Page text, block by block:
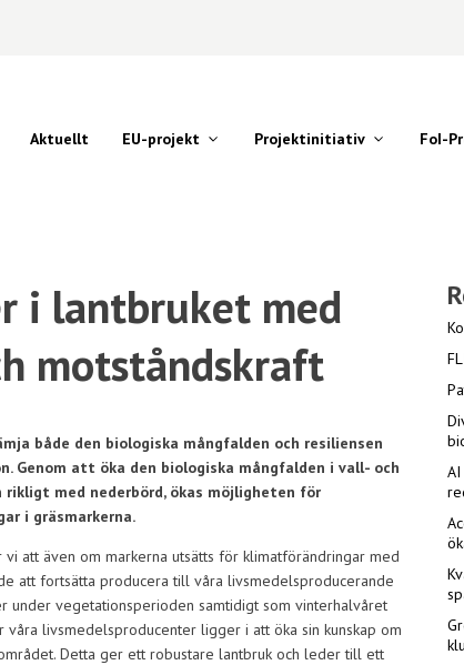
Aktuellt EU-projekt Projektinitiativ FoI-
i lantbruket med
motståndskraft
både den biologiska mångfalden och resiliensen
Genom att öka den biologiska mångfalden i vall- och
med nederbörd, ökas möjligheten för
i gräsmarkerna.
att även om markerna utsätts för klimatförändringar med
att fortsätta producera till våra livsmedelsproducerande
under vegetationsperioden samtidigt som vinterhalvåret
livsmedelsproducenter ligger i att öka sin kunskap om
Detta ger ett robustare lantbruk och leder till ett